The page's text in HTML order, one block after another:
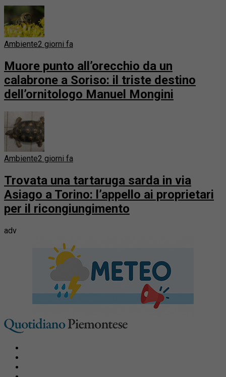
Ambiente2 giorni fa
Muore punto all’orecchio da un
calabrone a Soriso: il triste destino
dell’ornitologo Manuel Mongini
Ambiente2 giorni fa
Trovata una tartaruga sarda in via
Asiago a Torino: l’appello ai proprietari
per il ricongiungimento
adv